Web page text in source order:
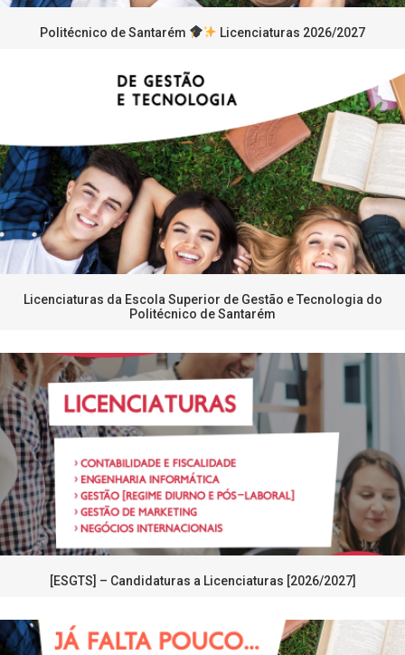
Politécnico de Santarém Licenciaturas 2026/2027
Licenciaturas da Escola Superior de Gestão e Tecnologia do
Politécnico de Santarém
[ESGTS] – Candidaturas a Licenciaturas [2026/2027]